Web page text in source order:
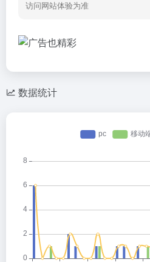
访问网站体验为准
数据统计